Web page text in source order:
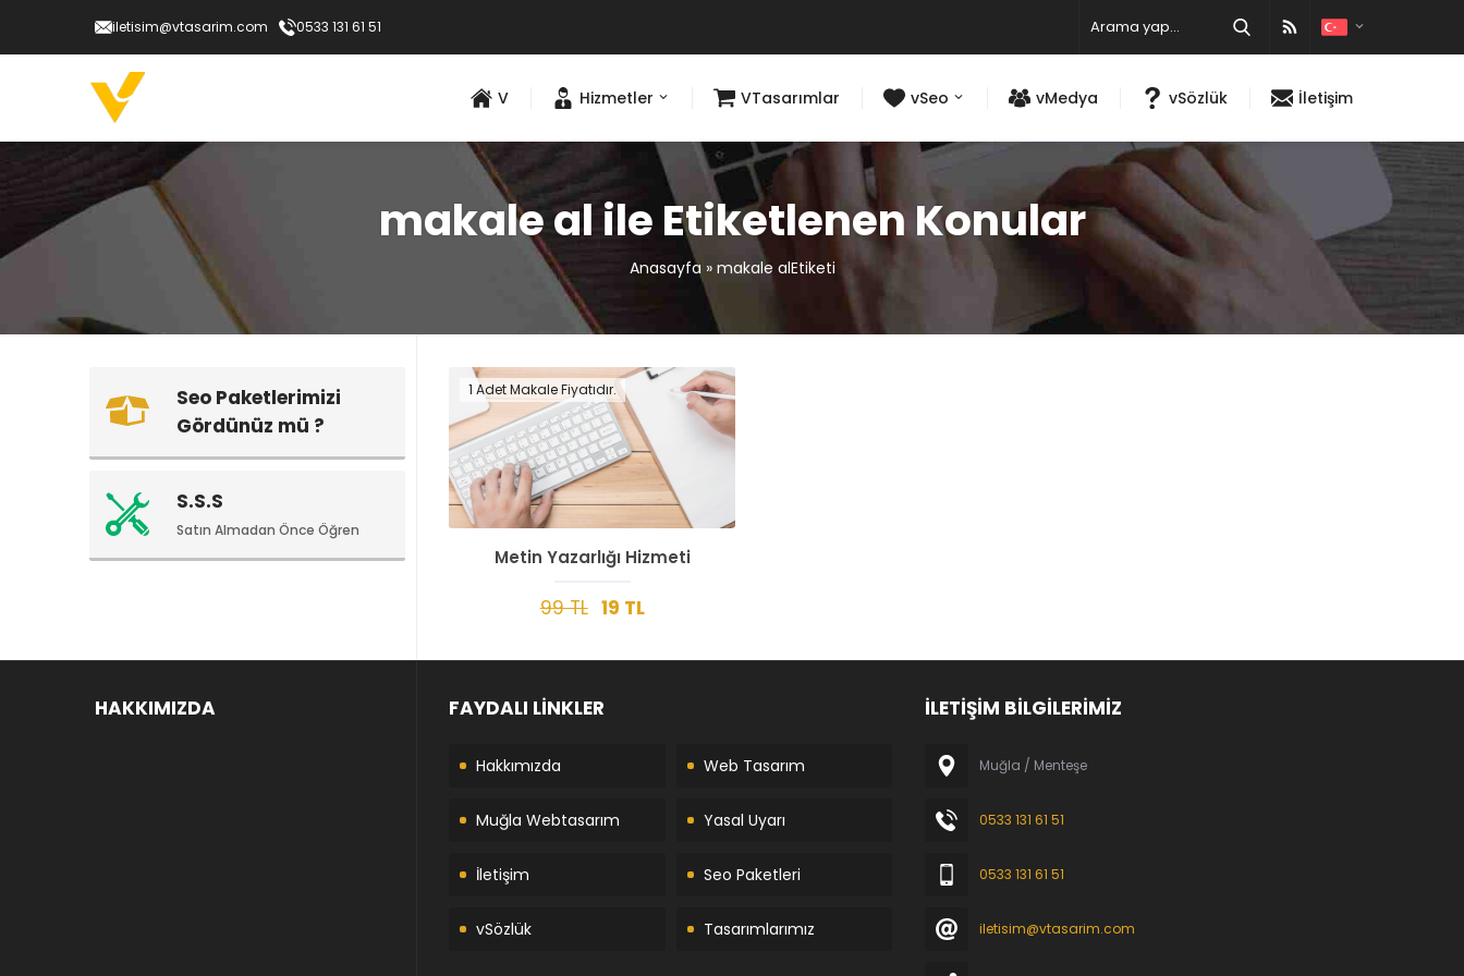
iletisim@vtasarim.com 0533 131 61 51
V Hizmetler VTasarımlar vSeo vMedya vSözlük İletişim
makale al ile Etiketlenen Konular
Anasayfa» makale alEtiketi
1 Adet Makale Fiyatıdır.
Metin Yazarlığı Hizmeti
99 TL 19 TL
Seo Paketlerimizi
Gördünüz mü ?
S.S.S
Satın Almadan Önce Öğren
HAKKIMIZDA FAYDALI LİNKLER
Hakkımızda Web Tasarım
Muğla Webtasarım Yasal Uyarı
İletişim Seo Paketleri
vSözlük Tasarımlarımız
İLETİŞİM BİLGİLERİMİZ
Muğla / Menteşe
0533 131 61 51
0533 131 61 51
iletisim@vtasarim.com